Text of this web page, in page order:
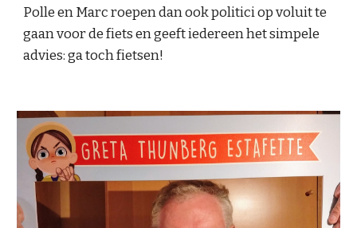
Polle en Marc roepen dan ook politici op voluit te
gaan voor de fiets en geeft iedereen het simpele
advies: ga toch fietsen!